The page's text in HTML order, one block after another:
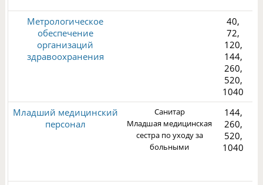
Метрологическое
обеспечение
организаций
здравоохранения
40,
72,
120,
144,
260,
520,
1040
Младший медицинский
персонал
Санитар
Младшая медицинская
сестра по уходу за
больными
144,
260,
520,
1040